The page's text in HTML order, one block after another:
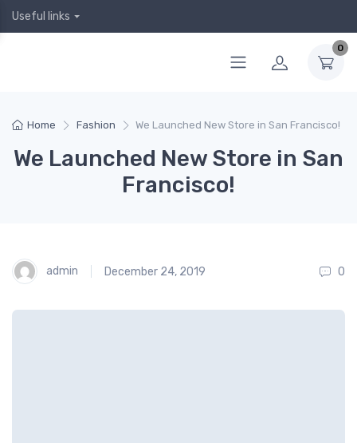
Useful links
0
Home Fashion We Launched New Store in San Francisco!
We Launched New Store in San
Francisco!
admin December 24, 2019 0